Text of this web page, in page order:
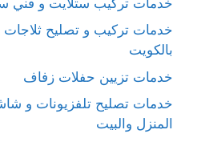
خدمات تركيب و تصليح
بالكويت
خدمات تزيين حفلات زفاف
خدمات تصليح تلفزيونات و
المنزل والبيت